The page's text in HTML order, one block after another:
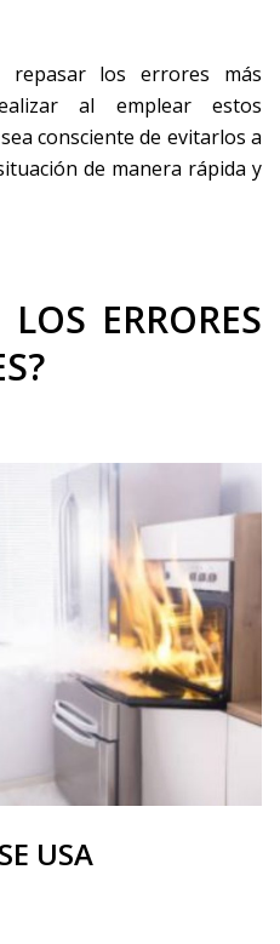
los errores más
al emplear estos
consciente de evitarlos a
de manera rápida y
ERRORES
USA